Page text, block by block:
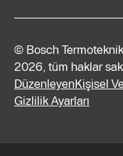
© Bosch
2026, tüm haklar
DüzenleyenKişisel
Gizlilik Ayarları